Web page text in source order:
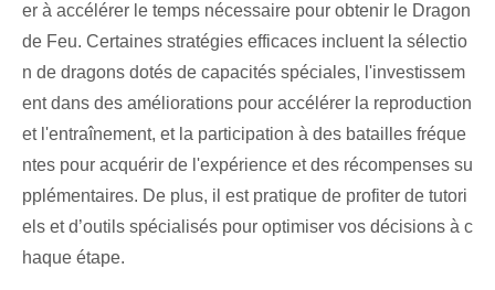
er à accélérer le temps nécessaire pour obtenir le Dragon
de Feu. Certaines stratégies efficaces incluent la sélectio
n de dragons dotés de capacités spéciales, l'investissem
ent dans des améliorations pour accélérer la reproduction
et l'entraînement, et la participation à des batailles fréque
ntes pour acquérir de l'expérience et des récompenses su
pplémentaires. De plus, il est pratique de profiter de tutori
els et d’outils spécialisés pour optimiser vos décisions à c
haque étape.